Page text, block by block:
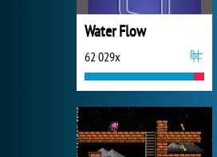
Water Flow
62 029x